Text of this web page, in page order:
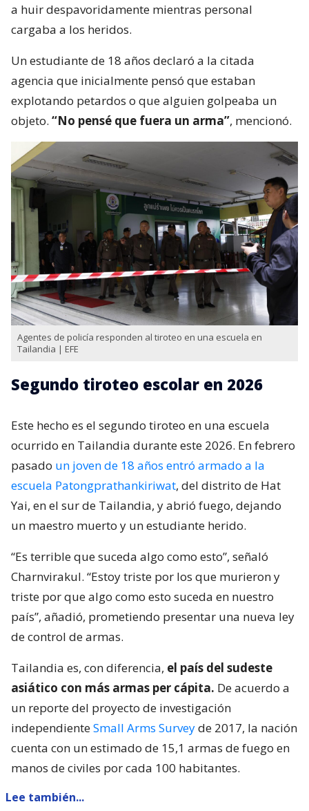
a huir despavoridamente mientras personal
cargaba a los heridos.
Un estudiante de 18 años declaró a la citada
agencia que inicialmente pensó que estaban
explotando petardos o que alguien golpeaba un
objeto. “No pensé que fuera un arma”, mencionó.
Agentes de policía responden al tiroteo en una escuela en
Tailandia | EFE
Segundo tiroteo escolar en 2026
Este hecho es el segundo tiroteo en una escuela
ocurrido en Tailandia durante este 2026. En febrero
pasado un joven de 18 años entró armado a la
escuela Patongprathankiriwat, del distrito de Hat
Yai, en el sur de Tailandia, y abrió fuego, dejando
un maestro muerto y un estudiante herido.
“Es terrible que suceda algo como esto”, señaló
Charnvirakul. “Estoy triste por los que murieron y
triste por que algo como esto suceda en nuestro
país”, añadió, prometiendo presentar una nueva ley
de control de armas.
Tailandia es, con diferencia, el país del sudeste
asiático con más armas per cápita. De acuerdo a
un reporte del proyecto de investigación
independienteSmall Arms Surveyde 2017, la nación
cuenta con un estimado de 15,1 armas de fuego en
manos de civiles por cada 100 habitantes.
Lee también...